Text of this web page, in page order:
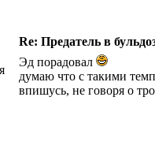
Re: Предатель в
Эд порадовал
думаю что с такими
впишусь, не говоря о